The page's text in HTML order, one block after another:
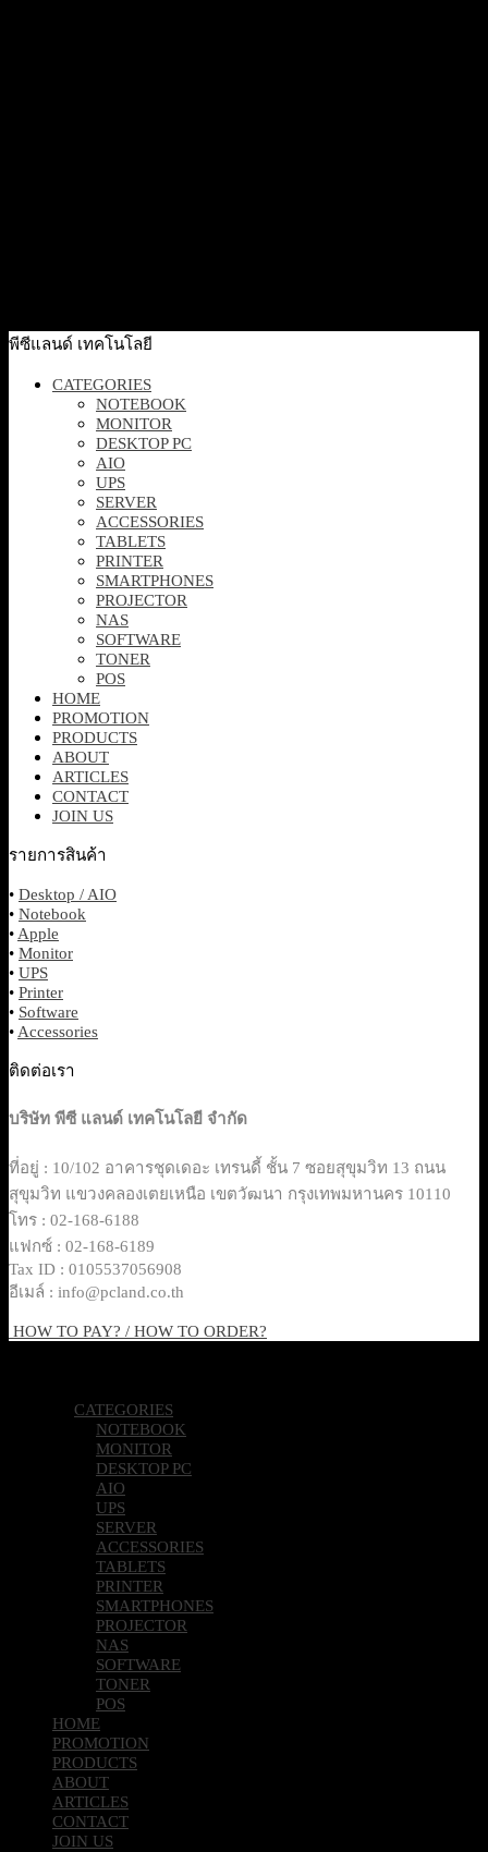
พีซีแลนด์ เทคโนโลยี
CATEGORIES
NOTEBOOK
MONITOR
DESKTOP PC
AIO
UPS
SERVER
ACCESSORIES
TABLETS
PRINTER
SMARTPHONES
PROJECTOR
NAS
SOFTWARE
TONER
POS
HOME
PROMOTION
PRODUCTS
ABOUT
ARTICLES
CONTACT
JOIN US
รายการสินค้า
• Desktop / AIO
• Notebook
• Apple
• Monitor
• UPS
• Printer
• Software
• Accessories
ติดต่อเรา
บริษัท พีซี แลนด์ เทคโนโลยี จำกัด
ที่อยู่ : 10/102 อาคารชุดเดอะ เทรนดี้ ชั้น 7 ซอยสุขุมวิท 13 ถนน
สุขุมวิท แขวงคลองเตยเหนือ เขตวัฒนา กรุงเทพมหานคร 10110
โทร : 02-168-6188
แฟกซ์ : 02-168-6189
Tax ID : 0105537056908
อีเมล์ : info@pcland.co.th
HOW TO PAY? / HOW TO ORDER?
CATEGORIES
NOTEBOOK
MONITOR
DESKTOP PC
AIO
UPS
SERVER
ACCESSORIES
TABLETS
PRINTER
SMARTPHONES
PROJECTOR
NAS
SOFTWARE
TONER
POS
HOME
PROMOTION
PRODUCTS
ABOUT
ARTICLES
CONTACT
JOIN US